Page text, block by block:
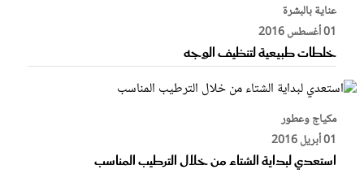
عناية بالبشرة
01 أغسطس 2016
خلطات طبيعية لتنظيف الوجه
مكياج وعطور
01 أبريل 2016
استعدي لبداية الشتاء من خلال الترطيب المناسب